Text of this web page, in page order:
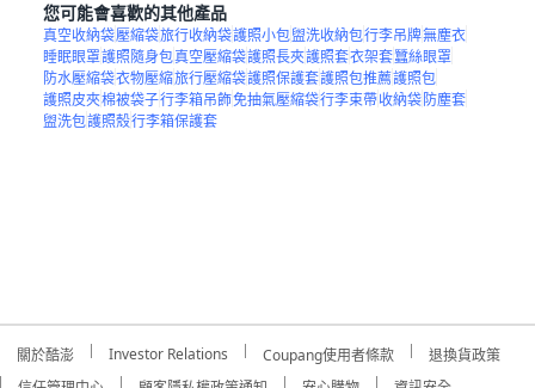
您可能會喜歡的其他產品
真空收納袋壓縮袋旅行收納袋護照小包盥洗收納包行李吊牌無塵衣
睡眠眼罩護照隨身包真空壓縮袋護照長夾護照套衣架套蠶絲眼罩
防水壓縮袋衣物壓縮旅行壓縮袋護照保護套護照包推薦護照包
護照皮夾棉被袋子行李箱吊飾免抽氣壓縮袋行李束帶收納袋防塵套
盥洗包護照殼行李箱保護套
關於酷澎 Investor Relations Coupang使用者條款
退換貨政策